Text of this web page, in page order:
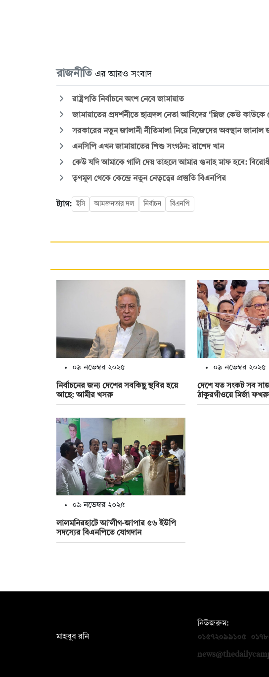
রাজনীতি এর আরও সংবাদ
রাষ্ট্রপতি নির্বাচনে অংশ নেবে জামায়াত
জামায়াতের প্রদর্শনীতে ছাত্রদল নেতা আবিদের ‘প্লিজ কেউ কাউকে
সরকারের নতুন জালানী নীতিমালা নিয়ে নিজেদের অবস্থান জানাল
এনসিপি এখন জামায়াতের শিশু সংগঠন: রাশেদ খান
কেউ যদি আমাকে গালি দেয় তাহলে আমার গুনাহ মাফ হবে:
তৃণমূল থেকে কেন্দ্রে নতুন নেতৃত্বের প্রস্তুতি বিএনপির
ট্যাগ: ইসি আমজনতার দল নির্বাচন বিএনপি
০৯ নভেম্বর ২০২৫
নির্বাচনের জন্য দেশের সবকিছু স্থবির হয়ে
আছে: আমীর খসরু
০৯ নভেম্বর ২০২৫
দেশে যত সংকট সব
ঠাকুরগাঁওয়ে মির্জা
০৯ নভেম্বর ২০২৫
‎লালমনিরহাটে আ’লীগ-জাপার ৫৬ ইউপি
সদস্যের বিএনপিতে যোগদান
মাহবুব রনি
নিউজরুম:
০১৫৭২০৯৯১০৫